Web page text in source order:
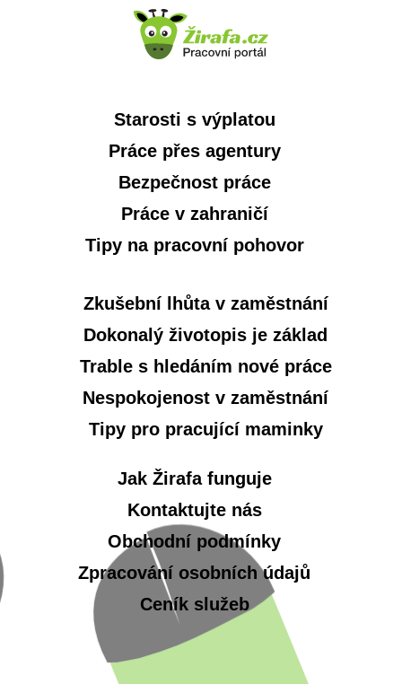
Starosti s výplatou
Práce přes agentury
Bezpečnost práce
Práce v zahraničí
Tipy na pracovní pohovor
Zkušební lhůta v zaměstnání
Dokonalý životopis je základ
Trable s hledáním nové práce
Nespokojenost v zaměstnání
Tipy pro pracující maminky
Jak Žirafa funguje
Kontaktujte nás
Obchodní podmínky
Zpracování osobních údajů
Ceník služeb